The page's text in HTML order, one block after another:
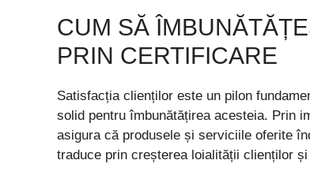
CUM SĂ
PRIN CERTIFICARE
Satisfacția clienților este un pilon
solid pentru îmbunătățirea acesteia. Prin
asigura că produsele și serviciile oferite
traduce prin creșterea loialității clienților